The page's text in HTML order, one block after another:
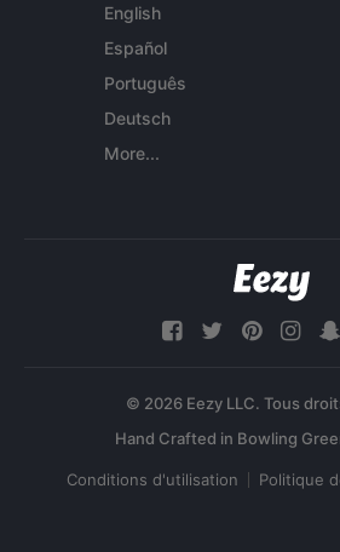
English
Español
Português
Deutsch
More...
© 2026 Eezy LLC. Tous
Conditions d'utilisation Politique